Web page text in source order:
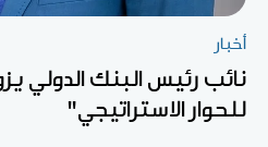
أخبار
نائب رئيس البنك الدولي
للحوار الاستراتيجي"